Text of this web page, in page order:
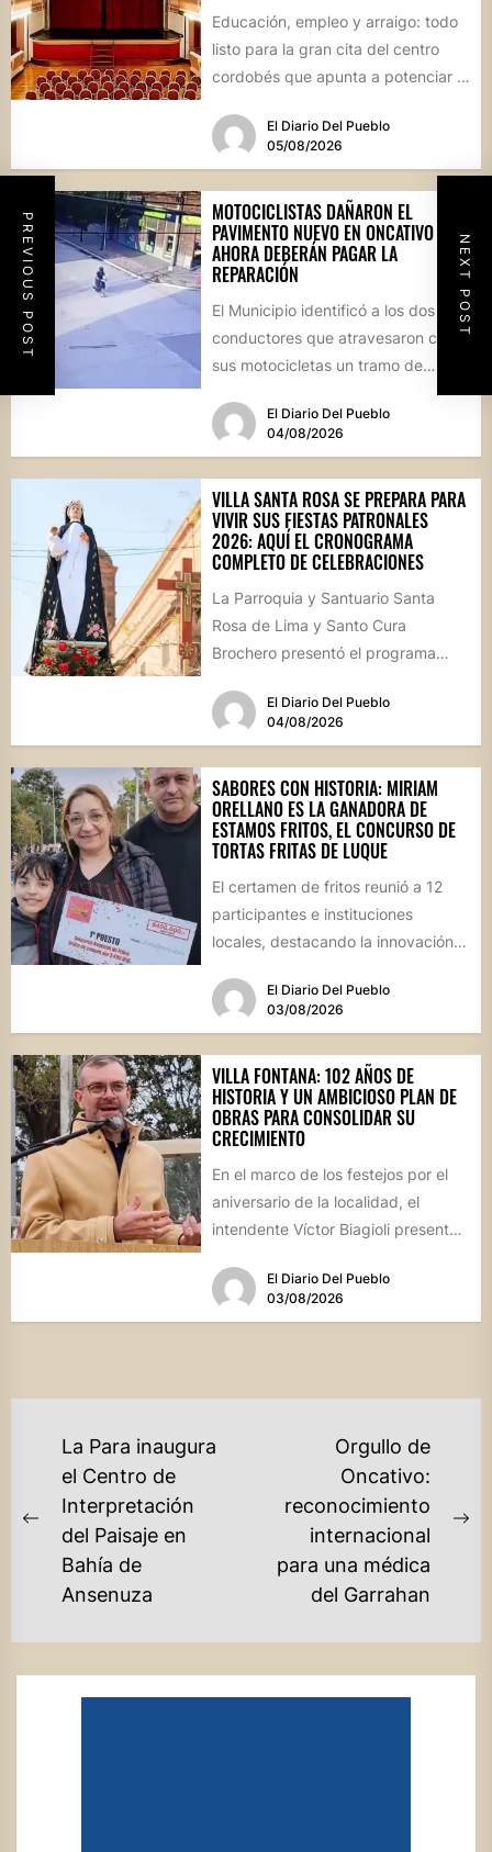
PREVIOUS POST NEXT POST
Educación, empleo y arraigo: todo
listo para la gran cita del centro
cordobés que apunta a potenciar el
El Diario Del Pueblo
05/08/2026
MOTOCICLISTAS DAÑARON EL
PAVIMENTO NUEVO EN ONCATIVO Y
AHORA DEBERÁN PAGAR LA
REPARACIÓN
El Municipio identificó a los dos
conductores que atravesaron con
sus motocicletas un tramo de
hormigón recién colocado sobre
calle...
El Diario Del Pueblo
04/08/2026
VILLA SANTA ROSA SE PREPARA PARA
VIVIR SUS FIESTAS PATRONALES
2026: AQUÍ EL CRONOGRAMA
COMPLETO DE CELEBRACIONES
La Parroquia y Santuario Santa
Rosa de Lima y Santo Cura
Brochero presentó el programa
El Diario Del Pueblo
04/08/2026
SABORES CON HISTORIA: MIRIAM
ORELLANO ES LA GANADORA DE
ESTAMOS FRITOS, EL CONCURSO DE
TORTAS FRITAS DE LUQUE
El certamen de fritos reunió a 12
participantes e instituciones
locales, destacando la innovación
El Diario Del Pueblo
03/08/2026
VILLA FONTANA: 102 AÑOS DE
HISTORIA Y UN AMBICIOSO PLAN DE
OBRAS PARA CONSOLIDAR SU
CRECIMIENTO
En el marco de los festejos por el
aniversario de la localidad, el
intendente Víctor Biagioli presentó
El Diario Del Pueblo
03/08/2026
NAVEGACIÓN
ENTRADAS
Previous
post:
La Para inaugura
el Centro de
Interpretación
del Paisaje en
Bahía de
Ansenuza
Orgullo de
Oncativo:
reconocimiento
internacional
para una médica
del Garrahan